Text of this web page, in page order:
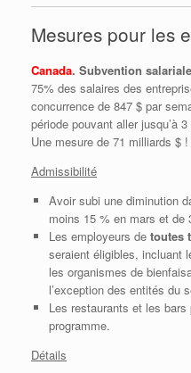
Mesures pour les
Canada. Subvention
75% des salaires des
concurrence de 847 $ par
période pouvant aller jusqu’à
Une mesure de 71 milliards $ !
Admissibilité
Avoir subi une diminution
moins 15 % en mars et de
Les employeurs de toutes
seraient éligibles, incluant
les organismes de
l’exception des entités du
Les restaurants et les
programme.
Détails